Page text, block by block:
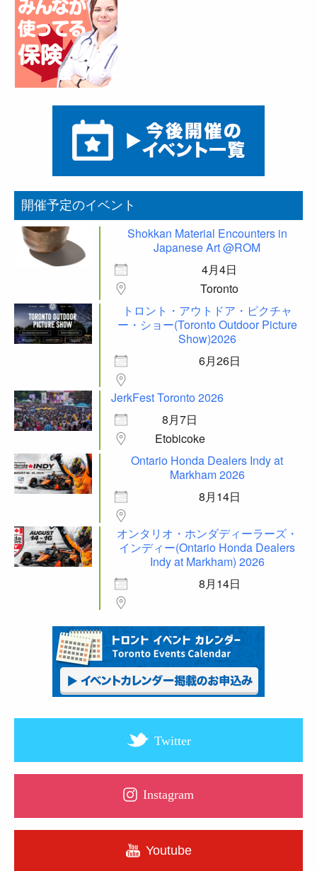
開催予定のイベント
Shokkan Material Encounters in
Japanese Art @ROM
4月4日
Toronto
トロント・アウトドア・ピクチャ
ー・ショー(Toronto Outdoor Picture
Show)2026
6月26日
JerkFest Toronto 2026
8月7日
Etobicoke
Ontario Honda Dealers Indy at
Markham 2026
8月14日
オンタリオ・ホンダディーラーズ・
インディー(Ontario Honda Dealers
Indy at Markham) 2026
8月14日
Twitter
Instagram
Youtube